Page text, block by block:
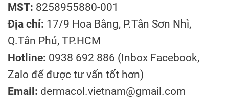
MST: 8258955880-001
Địa chỉ: 17/9 Hoa Bằng, P.Tân Sơn Nhì,
Q.Tân Phú, TP.HCM
Hotline: 0938 692 886 (Inbox Facebook,
Zalo để được tư vấn tốt hơn)
Email: dermacol.vietnam@gmail.com